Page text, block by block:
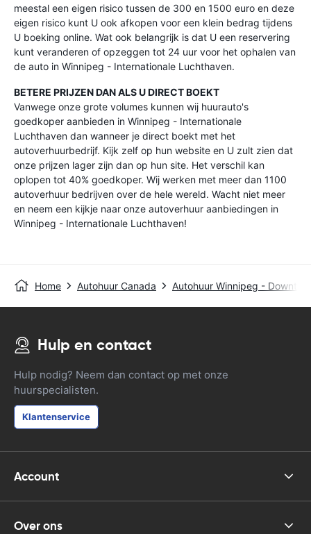
meestal een eigen risico tussen de 300 en 1500 euro en deze
eigen risico kunt U ook afkopen voor een klein bedrag tijdens
U boeking online. Wat ook belangrijk is dat U een reservering
kunt veranderen of opzeggen tot 24 uur voor het ophalen van
de auto in Winnipeg - Internationale Luchthaven.
BETERE PRIJZEN DAN ALS U DIRECT BOEKT
Vanwege onze grote volumes kunnen wij huurauto's
goedkoper aanbieden in Winnipeg - Internationale
Luchthaven dan wanneer je direct boekt met het
autoverhuurbedrijf. Kijk zelf op hun website en U zult zien dat
onze prijzen lager zijn dan op hun site. Het verschil kan
oplopen tot 40% goedkoper. Wij werken met meer dan 1100
autoverhuur bedrijven over de hele wereld. Wacht niet meer
en neem een kijkje naar onze autoverhuur aanbiedingen in
Winnipeg - Internationale Luchthaven!
Home Autohuur Canada Autohuur Winnipeg -
Hulp en contact
Hulp nodig? Neem dan contact op met onze
huurspecialisten.
Klantenservice
Account
Over ons